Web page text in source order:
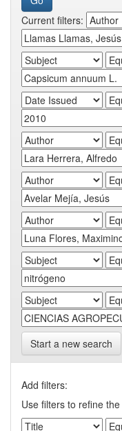
Current filters:
Start a new search
Add filters:
Use filters to refine